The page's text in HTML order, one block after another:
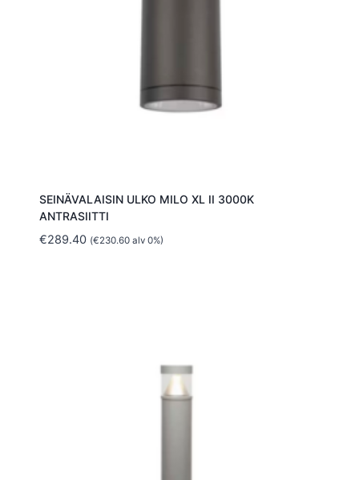
SEINÄVALAISIN ULKO MILO XL II 3000K
ANTRASIITTI
€289.40 (€230.60alv 0%)